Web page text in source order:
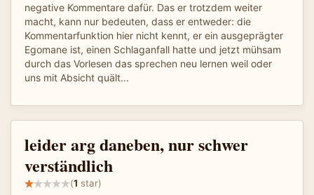
negative Kommentare dafür. Das er trotzdem weiter
macht, kann nur bedeuten, dass er entweder: die
Kommentarfunktion hier nicht kennt, er ein ausgeprägter
Egomane ist, einen Schlaganfall hatte und jetzt mühsam
durch das Vorlesen das sprechen neu lernen weil oder
uns mit Absicht quält...
leider arg daneben, nur schwer
verständlich
(1 star)